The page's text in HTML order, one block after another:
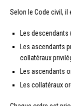
Selon le Code civil, il
Les
Les ascendants
collatéraux
Les ascendants
Les collatéraux